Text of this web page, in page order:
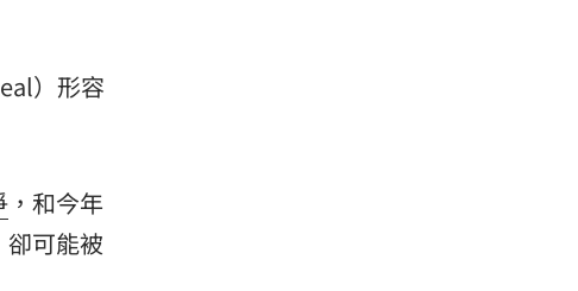
）形容
，和今年
可能被